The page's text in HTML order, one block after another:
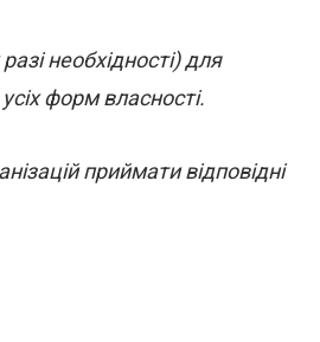
необхідності) для
форм власності.
приймати відповідні